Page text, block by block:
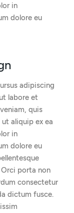
in
dolore eu
adipiscing
labore et
quis
aliquip ex ea
in
dolore eu
porta non
consectetur
dictum fusce.